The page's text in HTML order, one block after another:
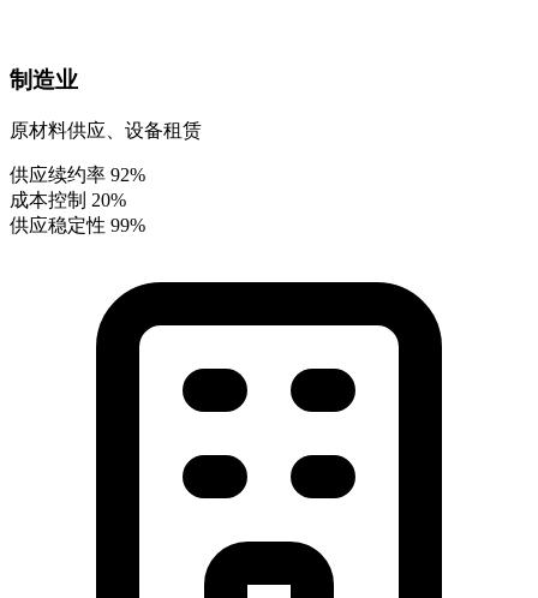
制造业
原材料供应、设备租赁
供应续约率 92%
成本控制 20%
供应稳定性 99%